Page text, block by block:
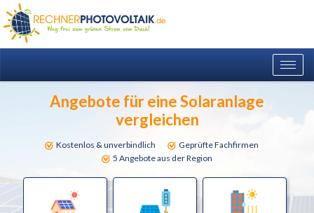
Angebote für eine Solaranlage
vergleichen
Kostenlos & unverbindlich
Geprüfte Fachfirmen
5 Angebote aus der Region